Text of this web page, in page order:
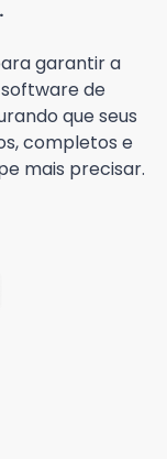
garantir a
de
que seus
completos e
mais precisar.